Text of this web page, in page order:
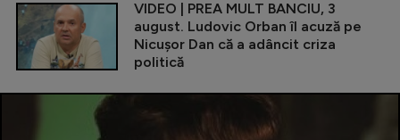
VIDEO | PREA MULT BANCIU, 3
august. Ludovic Orban îl acuză pe
Nicușor Dan că a adâncit criza
politică